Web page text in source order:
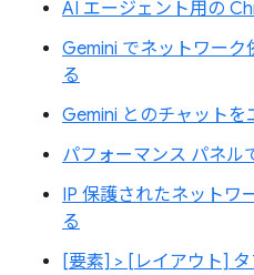
AI エージェント用の
Gemini でネットワー
る
Gemini とのチャットを
パフォーマンス パネル
IP 保護されたネットワ
る
[要素] > [レイアウト]